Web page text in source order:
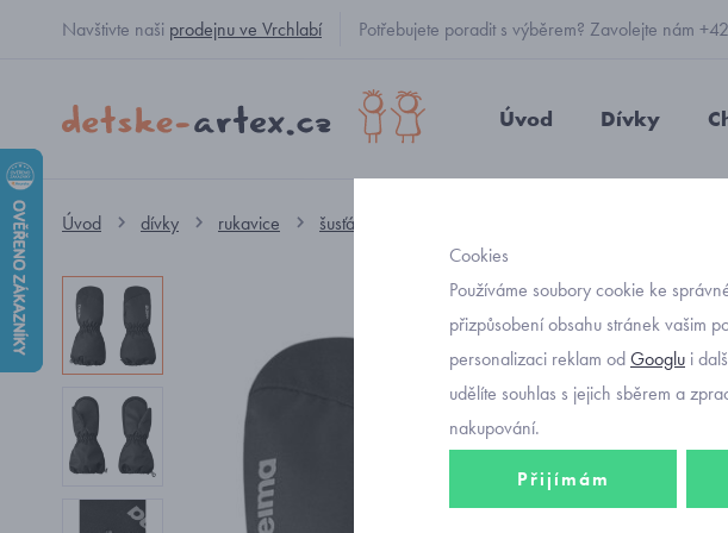
Navštivte naši prodejnu ve Vrchlabí Potřebujete poradit s výběrem? Zavolejte nám
Úvod Dívky
Úvod dívky rukavice šusťákové
Cookies
Používáme soubory cookie ke
přizpůsobení obsahu stránek vašim
personalizaci reklam odGooglu i
udělíte souhlas s jejich sběrem a
nakupování.
Přijímám